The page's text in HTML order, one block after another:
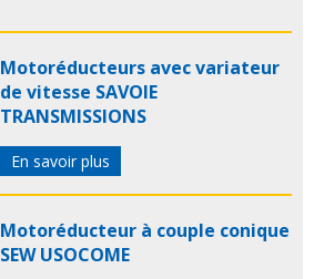
Motoréducteurs avec variateur
de vitesse SAVOIE
TRANSMISSIONS
En savoir plus
Motoréducteur à couple conique
SEW USOCOME